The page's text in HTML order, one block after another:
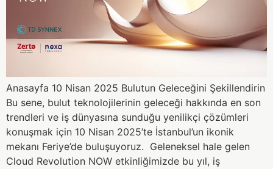
Anasayfa 10 Nisan 2025 Bulutun Geleceğini Şekillendirin
Bu sene, bulut teknolojilerinin geleceği hakkında en son
trendleri ve iş dünyasına sunduğu yenilikçi çözümleri
konuşmak için 10 Nisan 2025’te İstanbul’un ikonik
mekanı Feriye’de buluşuyoruz. Geleneksel hale gelen
Cloud Revolution NOW etkinliğimizde bu yıl, iş